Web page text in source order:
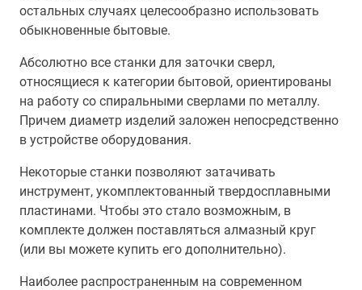
остальных случаях целесообразно использовать
обыкновенные бытовые.
Абсолютно все станки для заточки сверл,
относящиеся к категории бытовой, ориентированы
на работу со спиральными сверлами по металлу.
Причем диаметр изделий заложен непосредственно
в устройстве оборудования.
Некоторые станки позволяют затачивать
инструмент, укомплектованный твердосплавными
пластинами. Чтобы это стало возможным, в
комплекте должен поставляться алмазный круг
(или вы можете купить его дополнительно).
Наиболее распространенным на современном